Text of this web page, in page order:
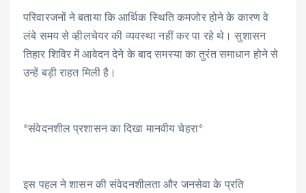
परिवारजनों ने बताया कि आर्थिक स्थिति कमजोर होने के कारण वे
लंबे समय से व्हीलचेयर की व्यवस्था नहीं कर पा रहे थे। सुशासन
तिहार शिविर में आवेदन देने के बाद समस्या का तुरंत समाधान होने से
उन्हें बड़ी राहत मिली है।
*संवेदनशील प्रशासन का दिखा मानवीय चेहरा*
इस पहल ने शासन की संवेदनशीलता और जनसेवा के प्रति